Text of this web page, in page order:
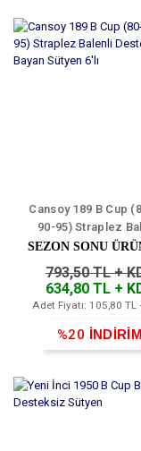
Cansoy 189 B Cup
90-95) Straplez
Desteksiz Bayan
SEZON SONU
793,50 TL +
634,80 TL +
Adet Fiyatı: 105,80 TL
%20 İNDİRİM